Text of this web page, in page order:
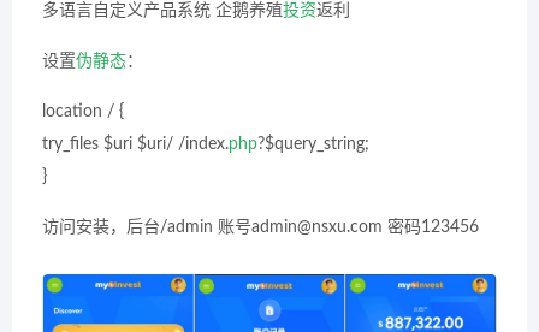
多语言自定义产品系统 企鹅养殖投资返利
设置伪静态：
location / {
try_files $uri $uri/ /index.php?$query_string;
}
访问安装，后台/admin 账号admin@nsxu.com 密码123456